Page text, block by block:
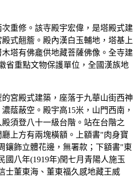
次重修。該寺殿宇宏偉，是塔殿式建
式翹簷。殿內漢白玉輔地，塔基上
塔有佛龕供地藏菩薩佛像。全寺建
省重點文物保護單位，全國漢族地
宮殿式建築，座落于九華山街西神
蔭蔽空。殿宇高15米，山門西南，
須登八十一級台階。站在台階之
上方有兩塊橫額。上額書"肉身寶
鑲飾立體花邊，無署款；下額書"東
國八年(1919年)閏七月青陽人施玉
士董東海、董東福久感地藏王威